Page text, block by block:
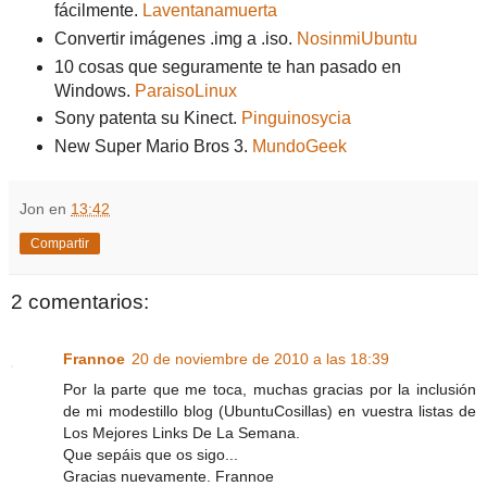
fácilmente. Laventanamuerta
Convertir imágenes .img a .iso. NosinmiUbuntu
10 cosas que seguramente te han pasado en
Windows. ParaisoLinux
Sony patenta su Kinect. Pinguinosycia
New Super Mario Bros 3. MundoGeek
Jon en 13:42
Compartir
2 comentarios:
Frannoe 20 de noviembre de 2010 a las 18:39
Por la parte que me toca, muchas gracias por la inclusión
de mi modestillo blog (UbuntuCosillas) en vuestra listas de
Los Mejores Links De La Semana.
Que sepáis que os sigo...
Gracias nuevamente. Frannoe